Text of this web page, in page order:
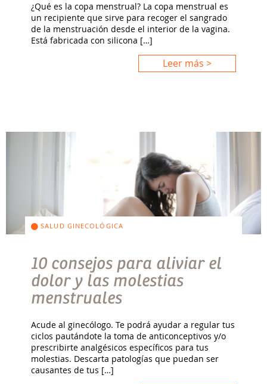
¿Qué es la copa menstrual? La copa menstrual es
un recipiente que sirve para recoger el sangrado
de la menstruación desde el interior de la vagina.
Está fabricada con silicona […]
Leer más >
SALUD GINECOLÓGICA
10 consejos para aliviar el
dolor y las molestias
menstruales
Acude al ginecólogo. Te podrá ayudar a regular tus
ciclos pautándote la toma de anticonceptivos y/o
prescribirte analgésicos específicos para tus
molestias. Descarta patologías que puedan ser
causantes de tus […]